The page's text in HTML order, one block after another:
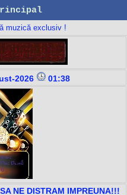
muzică exclusiv !
2026 01:38
NE DISTRAM IMPREUNA!!!